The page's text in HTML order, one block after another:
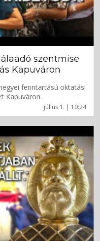
július 1. | 10:24
szentmise
Kapuváron
fenntartású oktatási
Kapuváron.